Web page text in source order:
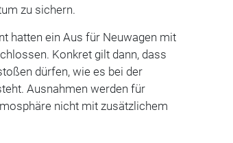
zu sichern.
hatten ein Aus für Neuwagen mit
Konkret gilt dann, dass
dürfen, wie es bei der
Ausnahmen werden für
nicht mit zusätzlichem